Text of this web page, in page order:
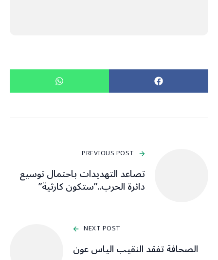
PREVIOUS POST
تصاعد التهديدات باحتمال توسيع
دائرة الحرب..”ستكون كارثية”
NEXT POST
الصحافة تفقد النقيب الياس عون